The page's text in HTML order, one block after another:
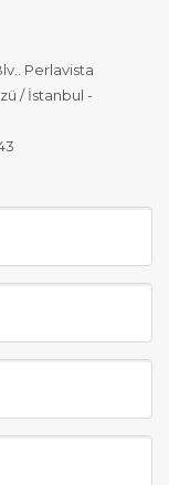
Perlavista
/ İstanbul -